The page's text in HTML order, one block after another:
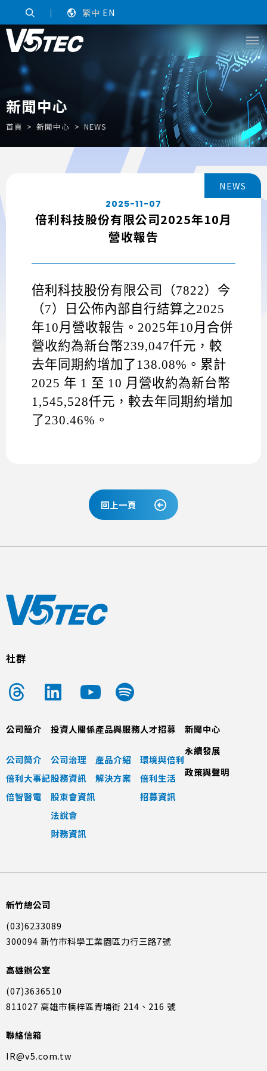
｜ 繁中 EN
新聞中心
首頁 新聞中心 NEWS
NEWS
2025-11-07
倍利科技股份有限公司2025年10月
營收報告
倍利科技股份有限公司（7822）今
（7）日公佈內部自行結算之2025
年10月營收報告。 2025年10月合併
營收約為新台幣239,047仟元，較
去年同期約增加了 138.08% 。累計
2025 年 1 至 10 月營收約為新台幣
1,545,528仟元，較去年同期約增加
了230.46% 。
回上一頁
社群
公司簡介
公司簡介
倍利大事記
倍智醫電
投資人關係
公司治理
股務資訊
股東會資訊
法說會
財務資訊
產品與服務
產品介紹
解決方案
人才招募
環境與倍利
倍利生活
招募資訊
新聞中心
永續發展
政策與聲明
新竹總公司
(03)6233089
300094 新竹市科學工業園區力行三路7號
高雄辦公室
(07)3636510
811027 高雄市楠梓區青埔街 214、216 號
聯絡信箱
IR@v5.com.tw